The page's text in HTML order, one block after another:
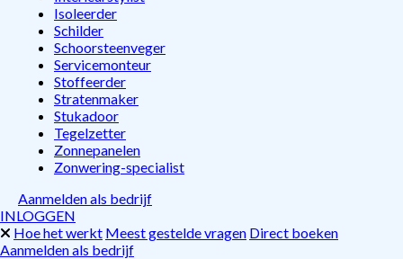
Isoleerder
Schilder
Schoorsteenveger
Servicemonteur
Stoffeerder
Stratenmaker
Stukadoor
Tegelzetter
Zonnepanelen
Zonwering-specialist
Aanmelden als bedrijf
INLOGGEN
Hoe het werkt Meest gestelde vragen Direct boeken
Aanmelden als bedrijf